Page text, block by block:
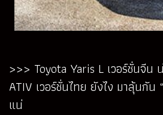
>>> Toyota Yaris L เวอร์ชั่นจีน
ATIV เวอร์ชั่นไทย ยังไง มาลุ้นกัน
แน่